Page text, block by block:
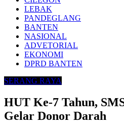
LEBAK
PANDEGLANG
BANTEN
NASIONAL
ADVETORIAL
EKONOMI
DPRD BANTEN
SERANG RAYA
HUT Ke-7 Tahun,
Gelar Donor Darah